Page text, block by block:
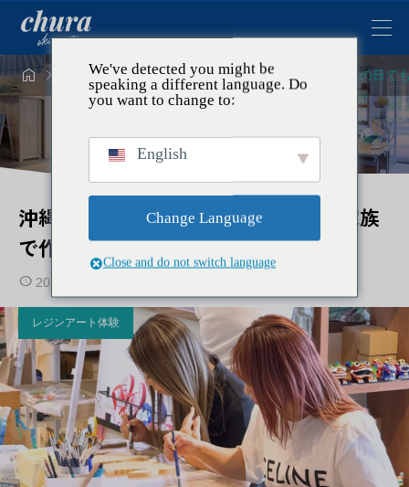
 トピックスレジンアート体験沖縄・北谷で雨の日で
沖縄・北谷で雨の日でも楽しめる！家族
で作るレジンアート体験
2025.11.27
レジンアート体験
We've detected you might be
speaking a different language. Do
you want to change to:
English
Change Language
Close and do not switch language